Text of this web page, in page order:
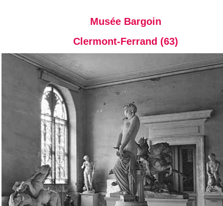
Musée Bargoin
Clermont-Ferrand (63)